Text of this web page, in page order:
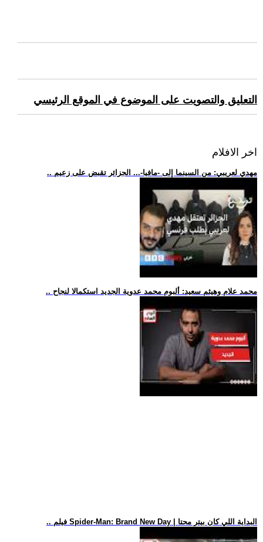
التعليق والتصويت على الموضوع في الموقع الرئيسي
اخر الافلام
.. مهدي لعريبي: من السينما إلى -مافيا-... الجزائر تقبض على زعيم
.. محمد علام وهيثم سعيد: ألبوم محمد عدوية الجديد استكمالا لنجاح
.. فيلم Spider-Man: Brand New Day | البداية اللي كان بيتر محتا